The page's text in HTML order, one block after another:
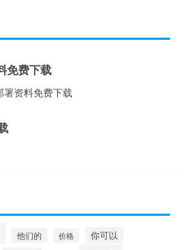
免费下载
他们的 价格 你可以